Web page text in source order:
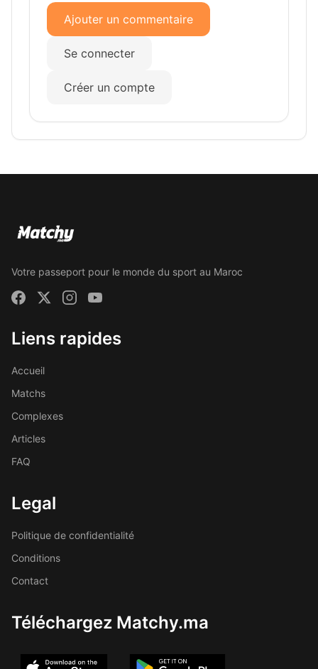
Ajouter un commentaire
Se connecter
Créer un compte
Votre passeport pour le monde du sport au Maroc
Liens rapides
Accueil
Matchs
Complexes
Articles
FAQ
Legal
Politique de confidentialité
Conditions
Contact
Téléchargez Matchy.ma